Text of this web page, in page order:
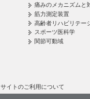
痛みのメカニズムと
筋力測定装置
高齢者リハビリテー
スポーツ医科学
関節可動域
サイトのご利用について